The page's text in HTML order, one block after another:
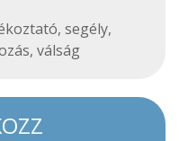
, segély,
, válság